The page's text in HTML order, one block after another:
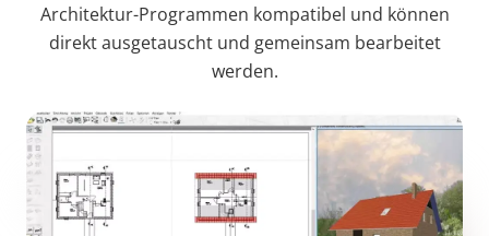
Architektur-Programmen kompatibel und können
direkt ausgetauscht und gemeinsam bearbeitet
werden.